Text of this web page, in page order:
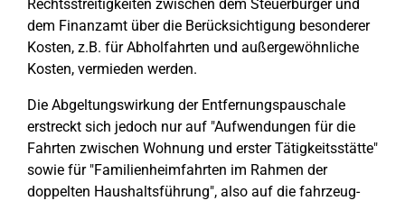
Rechtsstreitigkeiten zwischen dem Steuerbürger und
dem Finanzamt über die Berücksichtigung besonderer
Kosten, z.B. für Abholfahrten und außergewöhnliche
Kosten, vermieden werden.
Die Abgeltungswirkung der Entfernungspauschale
erstreckt sich jedoch nur auf "Aufwendungen für die
Fahrten zwischen Wohnung und erster Tätigkeitsstätte"
sowie für "Familienheimfahrten im Rahmen der
doppelten Haushaltsführung", also auf die fahrzeug-